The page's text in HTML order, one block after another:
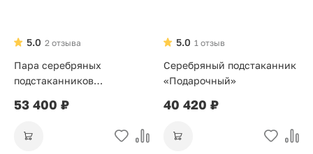
2 отзыва
5.0
Пара серебряных
подстаканников
53 400 ₽
1 отзыв
5.0
Серебряный подстаканник
«Подарочный»
40 420 ₽